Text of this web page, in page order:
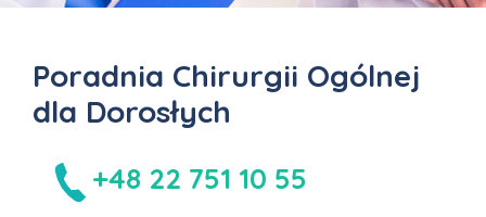
Poradnia Chirurgii Ogólnej
dla Dorosłych
+48 22 751 10 55